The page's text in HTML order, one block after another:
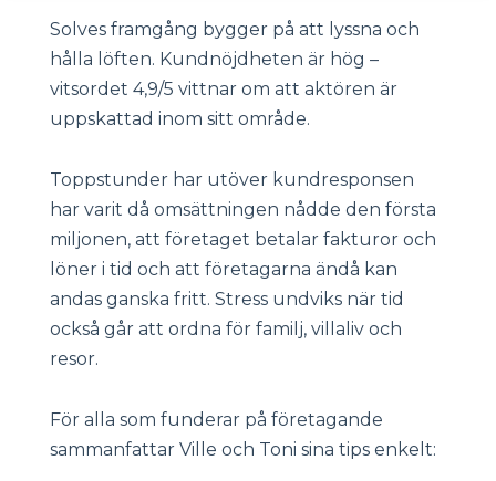
Solves framgång bygger på att lyssna och
hålla löften. Kundnöjdheten är hög –
vitsordet 4,9/5 vittnar om att aktören är
uppskattad inom sitt område.
Toppstunder har utöver kundresponsen
har varit då omsättningen nådde den första
miljonen, att företaget betalar fakturor och
löner i tid och att företagarna ändå kan
andas ganska fritt. Stress undviks när tid
också går att ordna för familj, villaliv och
resor.
För alla som funderar på företagande
sammanfattar Ville och Toni sina tips enkelt: